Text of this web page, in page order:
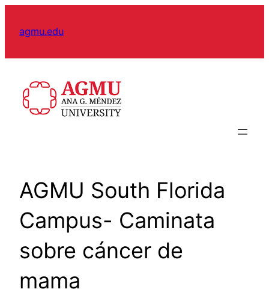
agmu.edu
AGMU South Florida
Campus- Caminata
sobre cáncer de
mama